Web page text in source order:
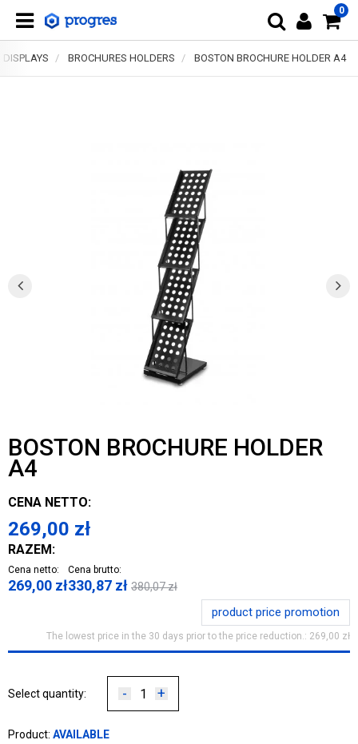
0
DISPLAYS BROCHURES HOLDERS BOSTON BROCHURE HOLDER A4
BOSTON BROCHURE HOLDER
A4
CENA NETTO:
269,00 zł
RAZEM:
Cena netto:
269,00 zł
Cena brutto:
330,87 zł 380,07zł
product price promotion
The lowest price in the 30 days prior to the price reduction.: 269,00 zł
Select quantity: - +
Product: AVAILABLE